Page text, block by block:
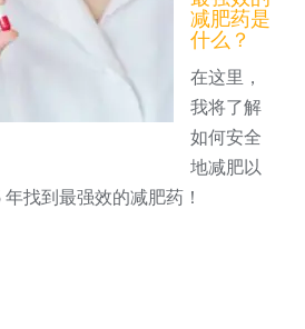
减肥药是
什么？
在这里，
我将了解
如何安全
地减肥以
找到最强效的减肥药！